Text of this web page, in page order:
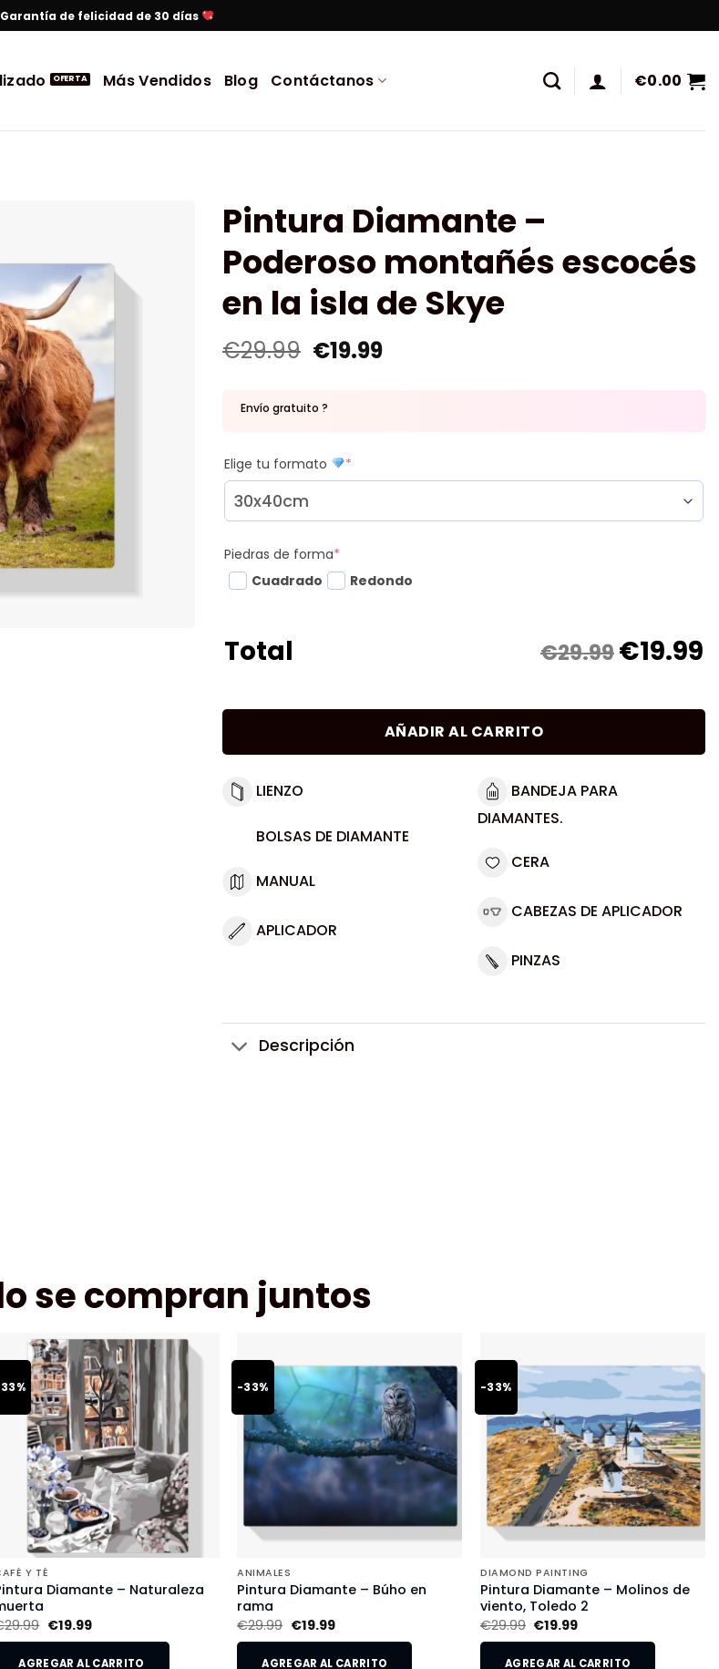
Garantía de felicidad de 30 días
Más Vendidos Blog Contáctanos €0.00
Pintura Diamante –
Poderoso montañés escocés
en la isla de Skye
€29.99 €19.99
Envío gratuito ?
Elige tu formato *
Piedras de forma*
Cuadrado
Redondo
Total €29.99€19.99
AÑADIR AL CARRITO
LIENZO
BOLSAS DE DIAMANTE
MANUAL
APLICADOR
BANDEJA PARA
DIAMANTES.
CERA
CABEZAS DE APLICADOR
PINZAS
Descripción
se compran juntos
Y TÉ
Diamante – Naturaleza
29.99 €19.99
AGREGAR AL CARRITO
-33%
ANIMALES
Pintura Diamante – Búho en
rama
€29.99 €19.99
AGREGAR AL CARRITO
-33%
DIAMOND PAINTING
Pintura Diamante – Molinos de
viento, Toledo 2
€29.99 €19.99
AGREGAR AL CARRITO